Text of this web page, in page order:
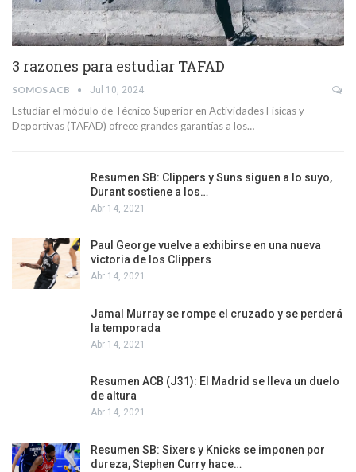
3 razones para estudiar TAFAD
SOMOS ACB Jul 10, 2024
Estudiar el módulo de Técnico Superior en Actividades Físicas y
Deportivas (TAFAD) ofrece grandes garantías a los…
Resumen SB: Clippers y Suns siguen a lo suyo,
Durant sostiene a los…
Abr 14, 2021
Paul George vuelve a exhibirse en una nueva
victoria de los Clippers
Abr 14, 2021
Jamal Murray se rompe el cruzado y se perderá
la temporada
Abr 14, 2021
Resumen ACB (J31): El Madrid se lleva un duelo
de altura
Abr 14, 2021
Resumen SB: Sixers y Knicks se imponen por
dureza, Stephen Curry hace…